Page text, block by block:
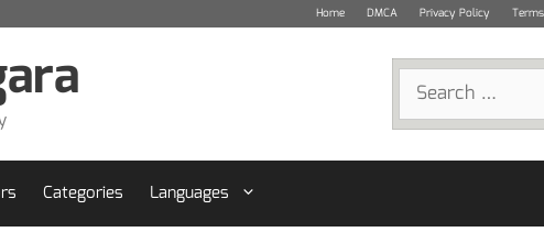
Home DMCA Privacy Policy
Search
for:
Categories Languages